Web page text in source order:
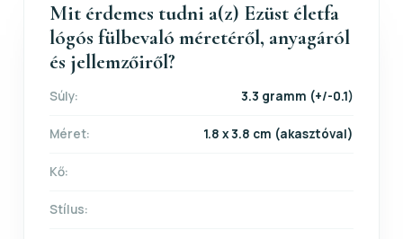
Mit érdemes tudni a(z) Ezüst életfa
lógós fülbevaló méretéről, anyagáról
és jellemzőiről?
Súly: 3.3 gramm (+/-0.1)
Méret: 1.8 x 3.8 cm (akasztóval)
Kő:
Stílus: